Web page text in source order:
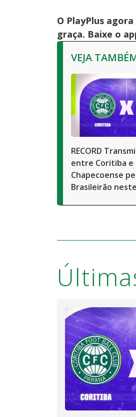
O PlayPlus
graça. Baixe o
VEJA
RECORD
entre Coritiba e
Chapecoense
Brasileirão